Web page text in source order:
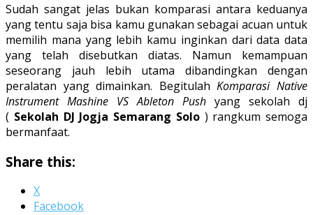
Sudah sangat jelas bukan komparasi antara keduanya
yang tentu saja bisa kamu gunakan sebagai acuan untuk
memilih mana yang lebih kamu inginkan dari data data
yang telah disebutkan diatas. Namun kemampuan
seseorang jauh lebih utama dibandingkan dengan
peralatan yang dimainkan. BegitulahKomparasi Native
Instrument Mashine VS Ableton Push yang sekolah dj
( Sekolah DJ Jogja Semarang Solo) rangkum semoga
bermanfaat.
Share this:
X
Facebook